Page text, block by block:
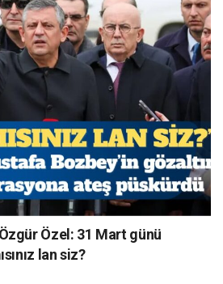
Özel: 31 Mart günü
lan siz?